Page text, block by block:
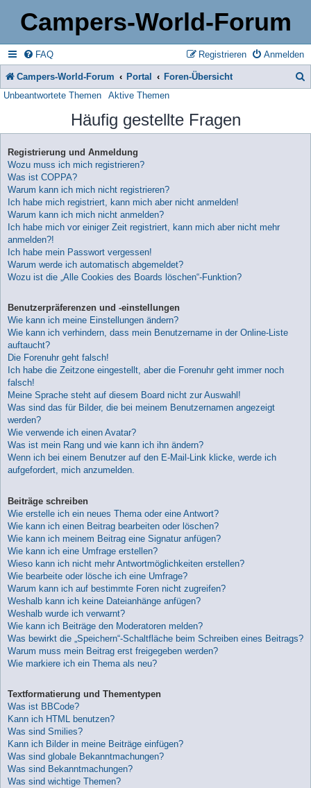
Campers-World-Forum
FAQ Anmelden
Registrieren
Campers-World-Forum Portal Foren-Übersicht
h
Unbeantwortete Themen Aktive Themen
Häufig gestellte Fragen
Registrierung und Anmeldung
Wozu muss ich mich registrieren?
Was ist COPPA?
Warum kann ich mich nicht registrieren?
Ich habe mich registriert, kann mich aber nicht anmelden!
Warum kann ich mich nicht anmelden?
Ich habe mich vor einiger Zeit registriert, kann mich aber nicht mehr
anmelden?!
Ich habe mein Passwort vergessen!
Warum werde ich automatisch abgemeldet?
Wozu ist die „Alle Cookies des Boards löschen“-Funktion?
Benutzerpräferenzen und -einstellungen
Wie kann ich meine Einstellungen ändern?
Wie kann ich verhindern, dass mein Benutzername in der Online-Liste
auftaucht?
Die Forenuhr geht falsch!
Ich habe die Zeitzone eingestellt, aber die Forenuhr geht immer noch
falsch!
Meine Sprache steht auf diesem Board nicht zur Auswahl!
Was sind das für Bilder, die bei meinem Benutzernamen angezeigt
werden?
Wie verwende ich einen Avatar?
Was ist mein Rang und wie kann ich ihn ändern?
Wenn ich bei einem Benutzer auf den E-Mail-Link klicke, werde ich
aufgefordert, mich anzumelden.
Beiträge schreiben
Wie erstelle ich ein neues Thema oder eine Antwort?
Wie kann ich einen Beitrag bearbeiten oder löschen?
Wie kann ich meinem Beitrag eine Signatur anfügen?
Wie kann ich eine Umfrage erstellen?
Wieso kann ich nicht mehr Antwortmöglichkeiten erstellen?
Wie bearbeite oder lösche ich eine Umfrage?
Warum kann ich auf bestimmte Foren nicht zugreifen?
Weshalb kann ich keine Dateianhänge anfügen?
Weshalb wurde ich verwarnt?
Wie kann ich Beiträge den Moderatoren melden?
Was bewirkt die „Speichern“-Schaltfläche beim Schreiben eines Beitrags?
Warum muss mein Beitrag erst freigegeben werden?
Wie markiere ich ein Thema als neu?
Textformatierung und Thementypen
Was ist BBCode?
Kann ich HTML benutzen?
Was sind Smilies?
Kann ich Bilder in meine Beiträge einfügen?
Was sind globale Bekanntmachungen?
Was sind Bekanntmachungen?
Was sind wichtige Themen?